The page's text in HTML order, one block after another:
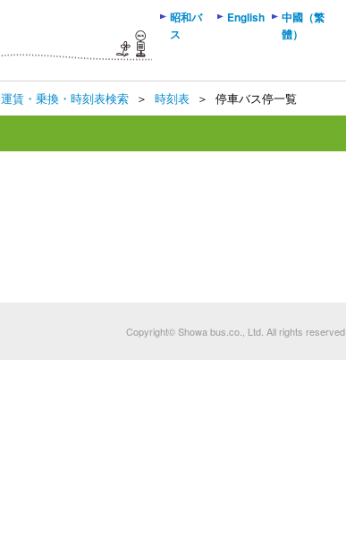
運賃・乗換・時刻表検索 ＞ 時刻表 ＞ 停車バス停一覧
昭和バ
ス
English
中國（繁
體）
Copyright© Showa bus.co., Ltd. All rights reserved.